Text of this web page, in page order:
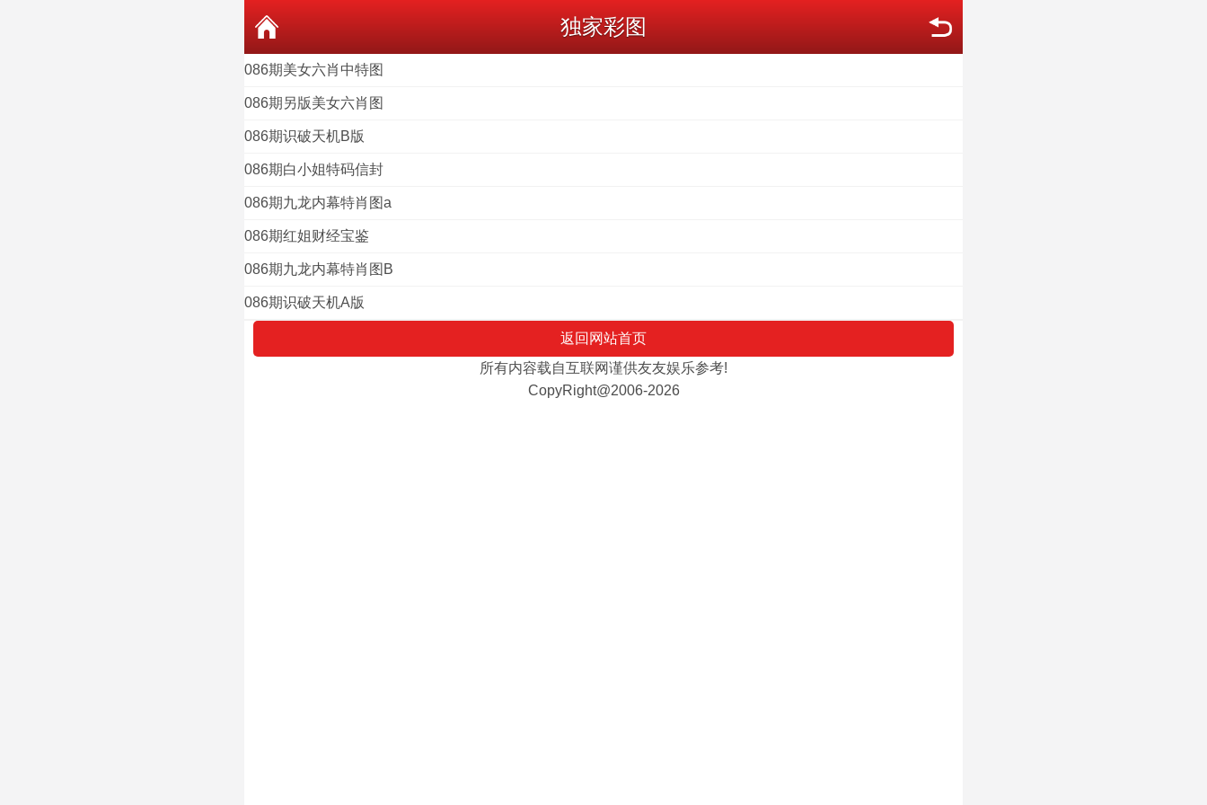
独家彩图
086期美女六肖中特图
086期另版美女六肖图
086期识破天机B版
086期白小姐特码信封
086期九龙内幕特肖图a
086期红姐财经宝鉴
086期九龙内幕特肖图B
086期识破天机A版
返回网站首页
所有内容载自互联网谨供友友娱乐参考!
CopyRight@2006-2026